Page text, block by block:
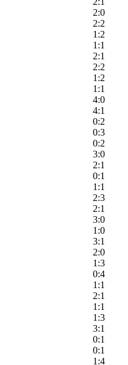
2:0
2:2
1:2
1:1
2:1
2:2
1:2
1:1
4:0
4:1
0:2
0:3
0:2
3:0
2:1
0:1
1:1
2:3
2:1
3:0
1:0
3:1
2:0
1:3
0:4
1:1
2:1
1:1
1:3
3:1
0:1
0:1
1:4